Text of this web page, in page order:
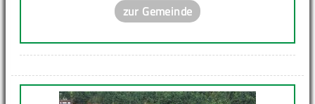
zur Gemeinde